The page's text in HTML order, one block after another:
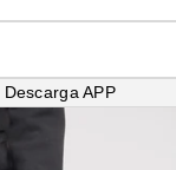
Descarga APP